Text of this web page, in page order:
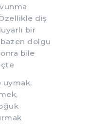
diş
bir
bazen dolgu
bile
uymak,